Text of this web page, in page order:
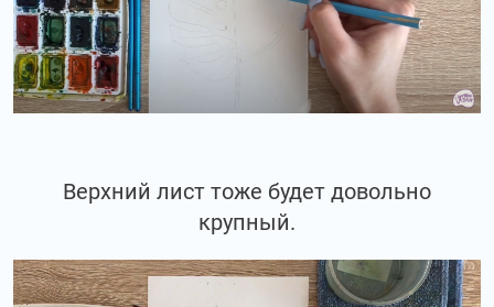
Верхний лист тоже будет довольно
крупный.